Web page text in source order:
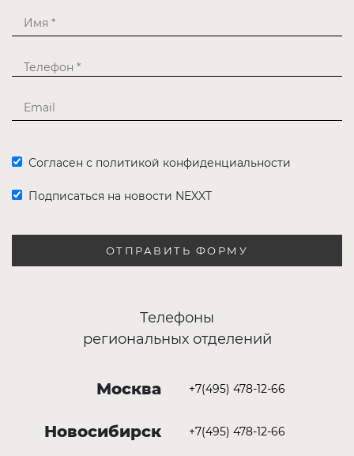
Согласен с политикой конфиденциальности
Подписаться на новости NEXXT
ОТПРАВИТЬ ФОРМУ
Телефоны
региональных отделений
Москва +7(495) 478-12-66
Новосибирск +7(495) 478-12-66